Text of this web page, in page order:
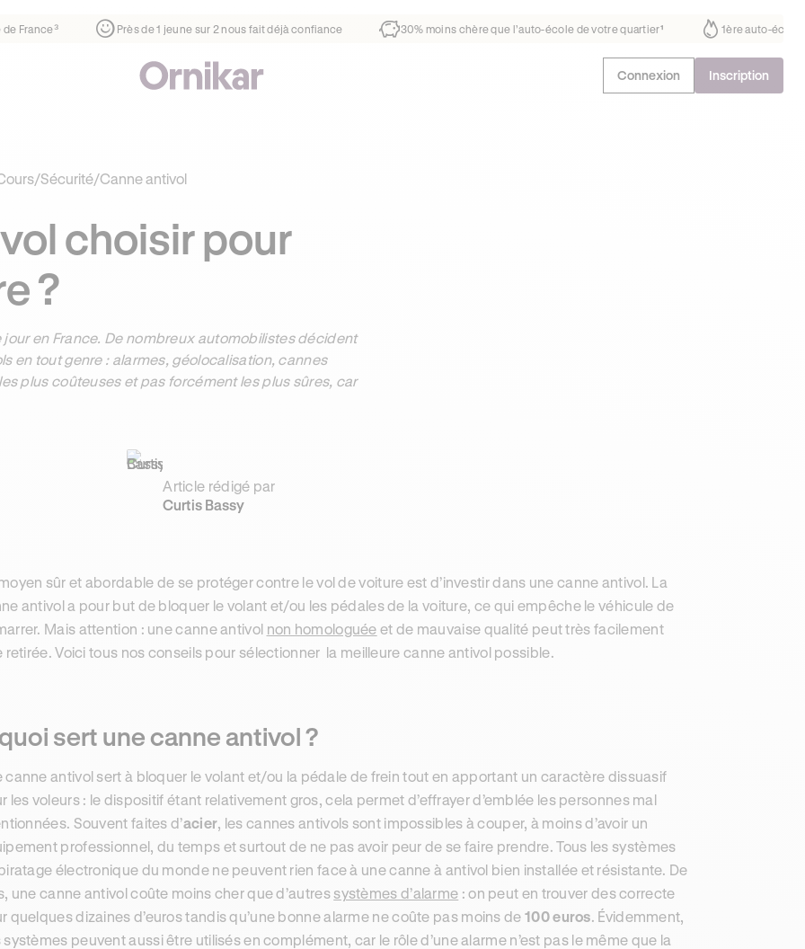
¹ 1ère auto-école de France³ Près de 1 jeune sur 2 nous fait déjà confiance 30% moins chère que l’auto-école de votre quartier
Connexion Inscription
/Sécurité/Canne antivol
choisir pour
?
en France. De nombreux automobilistes décident
en tout genre : alarmes, géolocalisation, cannes
plus coûteuses et pas forcément les plus sûres, car
Article rédigé par
Curtis Bassy
sûr et abordable de se protéger contre le vol de voiture est d’investir dans une canne antivol. La
antivol a pour but de bloquer le volant et/ou les pédales de la voiture, ce qui empêche le véhicule de
Mais attention : une canne antivol non homologuée et de mauvaise qualité peut très facilement
retirée. Voici tous nos conseils pour sélectionner la meilleure canne antivol possible.
sert une canne antivol ?
canne antivol sert à bloquer le volant et/ou la pédale de frein tout en apportant un caractère dissuasif
les voleurs : le dispositif étant relativement gros, cela permet d’effrayer d’emblée les personnes mal
Souvent faites d’acier, les cannes antivols sont impossibles à couper, à moins d’avoir un
professionnel, du temps et surtout de ne pas avoir peur de se faire prendre. Tous les systèmes
électronique du monde ne peuvent rien face à une canne à antivol bien installée et résistante. De
une canne antivol coûte moins cher que d’autres systèmes d’alarme : on peut en trouver des correcte
quelques dizaines d’euros tandis qu’une bonne alarme ne coûte pas moins de 100 euros. Évidemment,
peuvent aussi être utilisés en complément, car le rôle d’une alarme n’est pas le même que la